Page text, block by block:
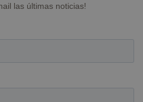
las últimas noticias!